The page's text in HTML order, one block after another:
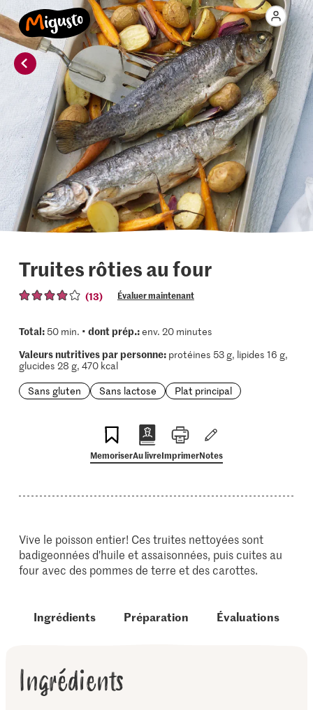
Truites rôties au four
(13) Évaluer maintenant
Total:50 min. • dont prép.:env. 20 minutes
Valeurs nutritives par personne:protéines 53 g, lipides 16 g,
glucides 28 g, 470 kcal
Sans gluten
Sans lactose Plat principal
MemoriserAu livreImprimerNotes
Vive le poisson entier! Ces truites nettoyées sont
badigeonnées d'huile et assaisonnées, puis cuites au
four avec des pommes de terre et des carottes.
Ingrédients Préparation Évaluations
Ingrédients